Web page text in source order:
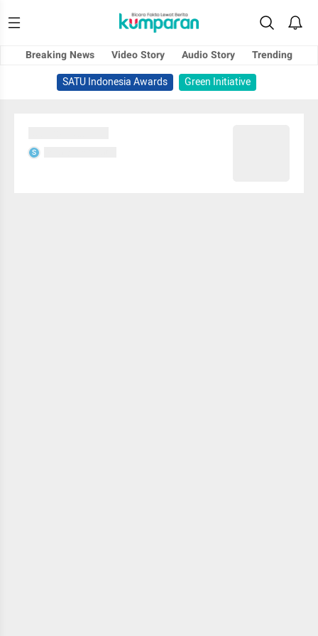
Breaking News Video Story Audio Story
Trending
SATU Indonesia Awards
Green Initiative
S